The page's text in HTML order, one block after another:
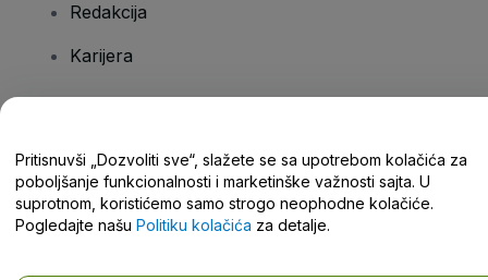
Redakcija
Karijera
Centar za pomoć / Kontaktirajte nas
Pritisnuvši „Dozvoliti sve“, slažete se sa upotrebom kolačića za
poboljšanje funkcionalnosti i marketinške važnosti sajta. U
suprotnom, koristićemo samo strogo neophodne kolačiće.
Pogledajte našu Politiku kolačića za detalje.